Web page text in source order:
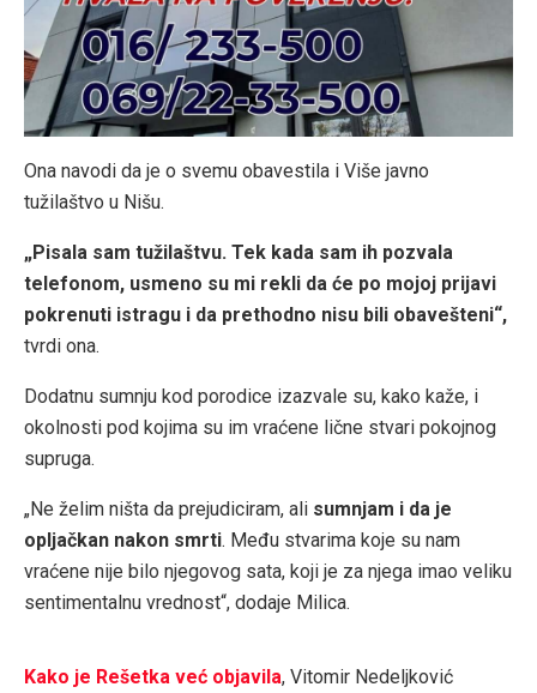
Ona navodi da je o svemu obavestila i Više javno
tužilaštvo u Nišu.
„Pisala sam tužilaštvu. Tek kada sam ih pozvala
telefonom, usmeno su mi rekli da će po mojoj prijavi
pokrenuti istragu i da prethodno nisu bili obavešteni“,
tvrdi ona.
Dodatnu sumnju kod porodice izazvale su, kako kaže, i
okolnosti pod kojima su im vraćene lične stvari pokojnog
supruga.
„Ne želim ništa da prejudiciram, ali sumnjam i da je
opljačkan nakon smrti. Među stvarima koje su nam
vraćene nije bilo njegovog sata, koji je za njega imao veliku
sentimentalnu vrednost“, dodaje Milica.
Kako je Rešetka već objavila, Vitomir Nedeljković